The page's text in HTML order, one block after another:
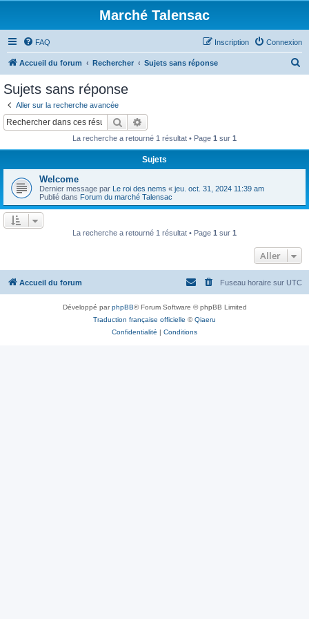
Marché Talensac
FAQ Connexion
Inscription
Accueil du forum Rechercher Sujets sans réponse
r
Sujets sans réponse
Aller sur la recherche avancée
Rechercher
La recherche a retourné 1 résultat • Page 1 sur 1
Sujets
Welcome
Dernier message par Le roi des nems « jeu. oct. 31, 2024 11:39 am
Publié dans Forum du marché Talensac
La recherche a retourné 1 résultat • Page 1 sur 1
Aller
Accueil du forum Fuseau horaire sur UTC
Développé parphpBB® Forum Software © phpBB Limited
Traduction française officielle ©Qiaeru
Confidentialité | Conditions